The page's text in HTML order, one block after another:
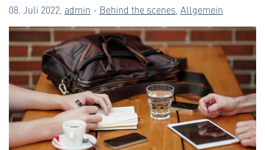
08. Juli 2022, admin - Behind the scenes Allgemein